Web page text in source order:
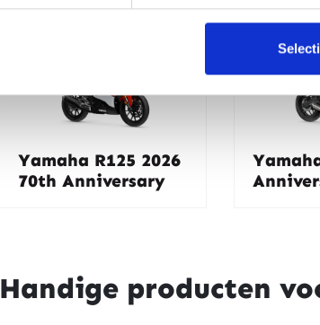
Yamaha R125 2026
70th Anniversary
Handige producten